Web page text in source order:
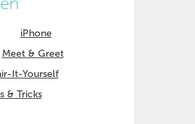
iPhone
Meet & Greet
It-Yourself
& Tricks